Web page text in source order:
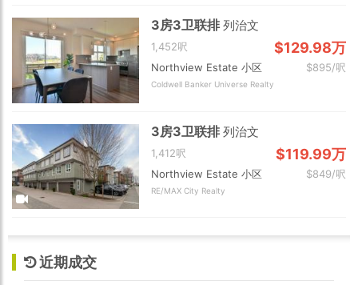
3房3卫联排列治文
1,452呎 $129.98万
Northview Estate 小区 $895/呎
Coldwell Banker Universe Realty
3房3卫联排列治文
1,412呎 $119.99万
Northview Estate 小区 $849/呎
RE/MAX City Realty
近期成交